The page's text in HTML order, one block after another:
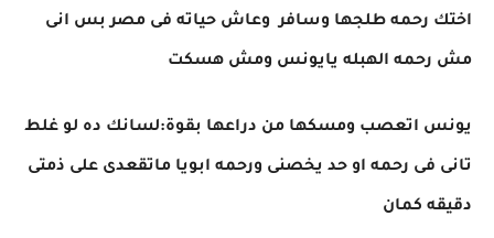
اختك رحمه طلجها وسافر وعاش حياته فى مصر بس انى
مش رحمه الهبله يايونس ومش هسكت
يونس اتعصب ومسكها من دراعها بقوة:لسانك ده لو غلط
تانى فى رحمه او حد يخصنى ورحمه ابويا ماتقعدى على ذمتى
دقيقه كمان